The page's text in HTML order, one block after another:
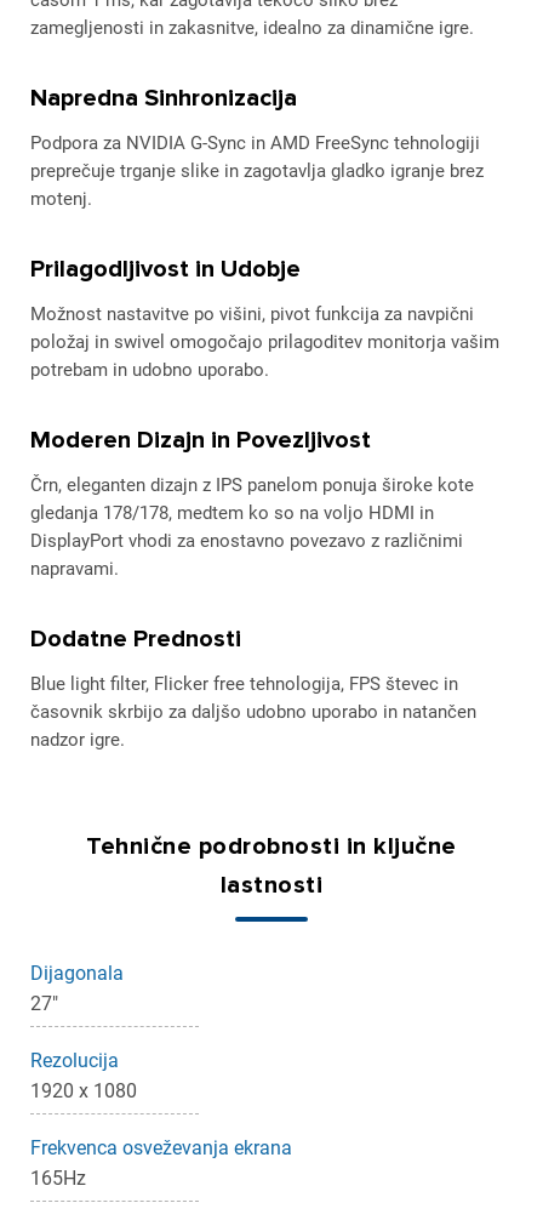
zamegljenosti in zakasnitve, idealno za dinamične igre.
Napredna Sinhronizacija
Podpora za NVIDIA G-Sync in AMD FreeSync tehnologiji
preprečuje trganje slike in zagotavlja gladko igranje brez
motenj.
Prilagodljivost in Udobje
Možnost nastavitve po višini, pivot funkcija za navpični
položaj in swivel omogočajo prilagoditev monitorja vašim
potrebam in udobno uporabo.
Moderen Dizajn in Povezljivost
Črn, eleganten dizajn z IPS panelom ponuja široke kote
gledanja 178/178, medtem ko so na voljo HDMI in
DisplayPort vhodi za enostavno povezavo z različnimi
napravami.
Dodatne Prednosti
Blue light filter, Flicker free tehnologija, FPS števec in
časovnik skrbijo za daljšo udobno uporabo in natančen
nadzor igre.
Tehnične podrobnosti in ključne
lastnosti
Dijagonala
27"
Rezolucija
1920 x 1080
Frekvenca osveževanja ekrana
165Hz